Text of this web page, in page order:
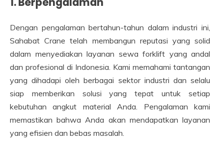
Dengan pengalaman bertahun-tahun dalam industri ini,
Sahabat Crane telah membangun reputasi yang solid
dalam menyediakan layanan sewa forklift yang andal
dan profesional di Indonesia. Kami memahami tantangan
yang dihadapi oleh berbagai sektor industri dan selalu
siap memberikan solusi yang tepat untuk setiap
kebutuhan angkut material Anda. Pengalaman kami
memastikan bahwa Anda akan mendapatkan layanan
yang efisien dan bebas masalah.